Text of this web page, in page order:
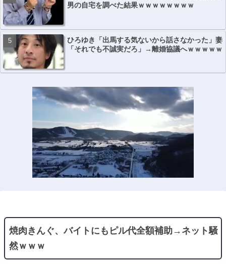
男の自宅を調べた結果ｗｗｗｗｗｗｗｗ
ひろゆき「出馬する気ないから話さなかった」妻
「それでも不誠実だろ」→離婚協議へｗｗｗｗｗ
焼肉きんぐ、バイトにもピル代全額補助→ネット騒
然ｗｗｗ